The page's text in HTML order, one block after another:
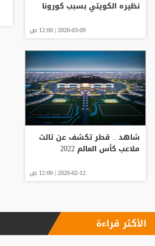
نظيره الكويتي بسبب كورونا
2020-03-09 | 12:00 ص
شاهد .. قطر تكشف عن ثالث
ملاعب كأس العالم 2022
2020-02-12 | 12:00 ص
الأكثر قراءة